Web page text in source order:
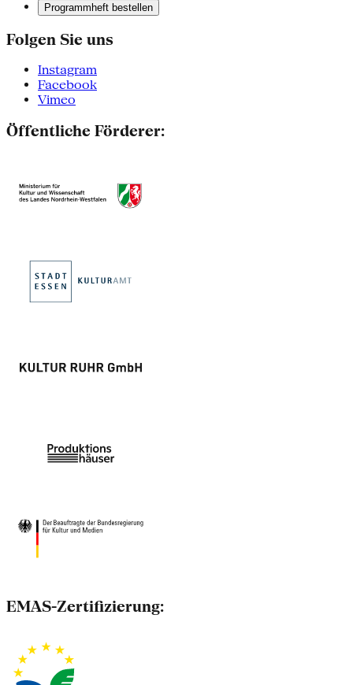
Programmheft bestellen
Folgen Sie uns
Instagram
Facebook
Vimeo
Öffentliche Förderer:
EMAS-Zertifizierung: